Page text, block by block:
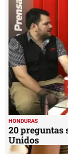
HONDURAS
20 preguntas
Unidos